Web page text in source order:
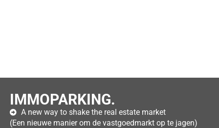
IMMOPARKING.
A new way to shake the real estate market
(Een nieuwe manier om de vastgoedmarkt op te jagen)